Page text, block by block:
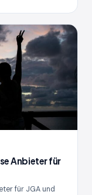
Anbieter für
für JGA und